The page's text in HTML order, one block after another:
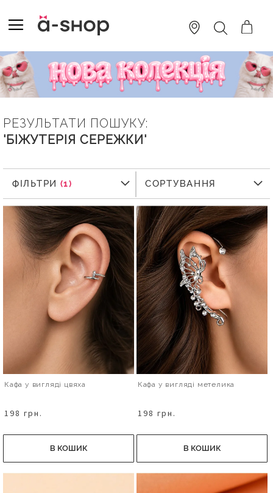
TO
CONTENT
ПОШУК
РЕЗУЛЬТАТИ ПОШУКУ:
'БІЖУТЕРІЯ СЕРЕЖКИ'
ФІЛЬТРИ
ФІЛЬТРИ СОРТУВАННЯ
Кафа у вигляді цвяха
198 грн.
В КОШИК
Кафа у вигляді метелика
198 грн.
В КОШИК